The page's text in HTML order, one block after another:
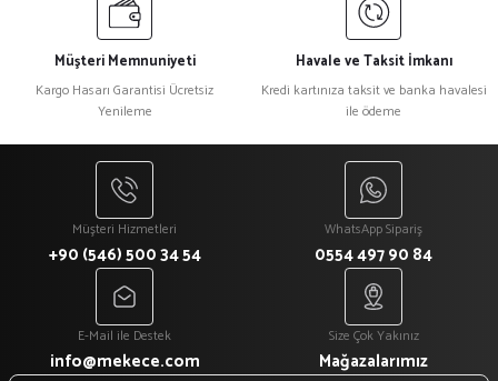
Müşteri Memnuniyeti
Kargo Hasarı Garantisi Ücretsiz
Yenileme
Havale ve Taksit İmkanı
Kredi kartınıza taksit ve banka havalesi
ile ödeme
Müşteri Hizmetleri
+90 (546) 500 34 54
WhatsApp Sipariş
0554 497 90 84
E-Mail ile Destek
info@mekece.com
Size Çok Yakınız
Mağazalarımız